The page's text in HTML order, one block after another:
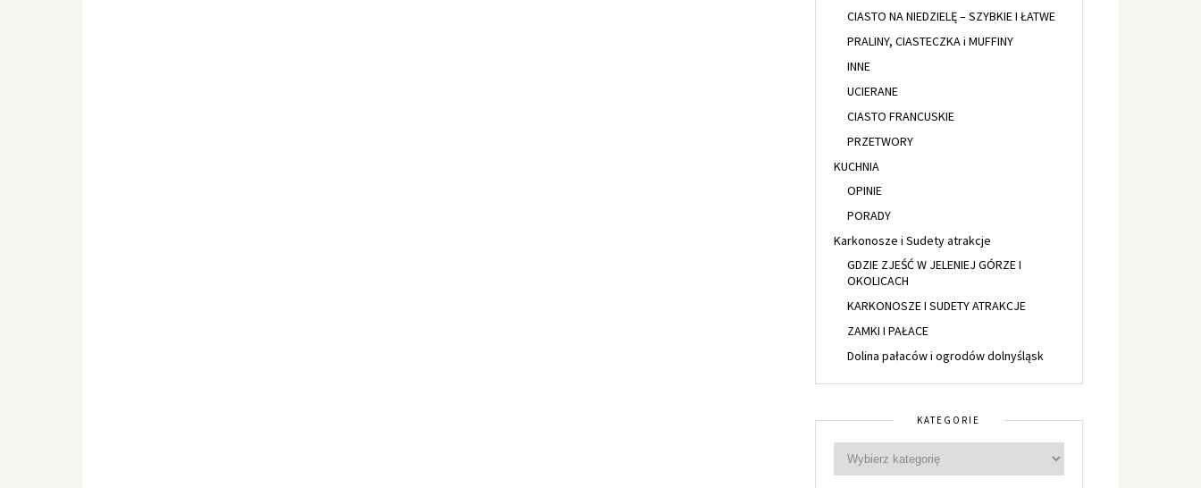
CIASTO NA NIEDZIELĘ – SZYBKIE I ŁATWE
PRALINY, CIASTECZKA i MUFFINY
INNE
UCIERANE
CIASTO FRANCUSKIE
PRZETWORY
KUCHNIA
OPINIE
PORADY
Karkonosze i Sudety atrakcje
GDZIE ZJEŚĆ W JELENIEJ GÓRZE I
OKOLICACH
KARKONOSZE I SUDETY ATRAKCJE
ZAMKI I PAŁACE
Dolina pałaców i ogrodów dolnyśląsk
KATEGORIE